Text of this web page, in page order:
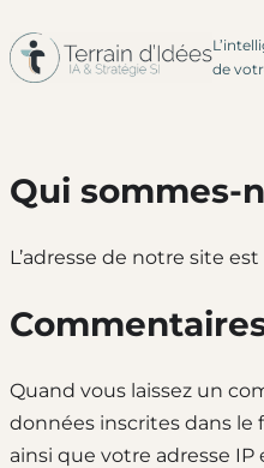
Aller
de
Qui sommes-
L’adresse de notre site
Quand vous laissez un
données inscrites dans
ainsi que votre adresse